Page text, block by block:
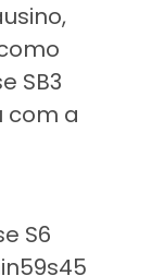
SB3
com a
S6